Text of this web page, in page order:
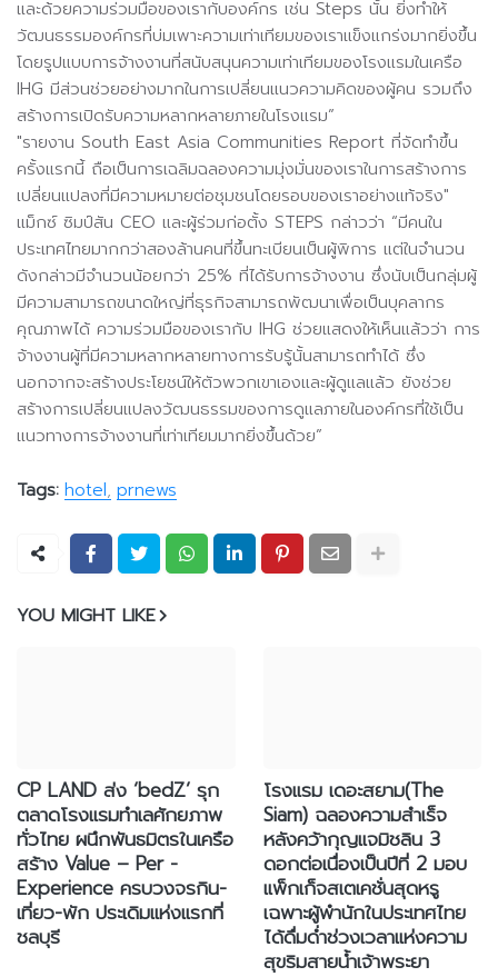
และด้วยความร่วมมือของเรากับองค์กร เช่น Steps นั้น ยิ่งทำให้
วัฒนธรรมองค์กรที่บ่มเพาะความเท่าเทียมของเราแข็งแกร่งมากยิ่งขึ้น
โดยรูปแบบการจ้างงานที่สนับสนุนความเท่าเทียมของโรงแรมในเครือ
IHG มีส่วนช่วยอย่างมากในการเปลี่ยนแนวความคิดของผู้คน รวมถึง
สร้างการเปิดรับความหลากหลายภายในโรงแรม”
"รายงาน South East Asia Communities Report ที่จัดทำขึ้น
ครั้งแรกนี้ ถือเป็นการเฉลิมฉลองความมุ่งมั่นของเราในการสร้างการ
เปลี่ยนแปลงที่มีความหมายต่อชุมชนโดยรอบของเราอย่างแท้จริง"
แม็กซ์ ซิมป์สัน CEO และผู้ร่วมก่อตั้ง STEPS กล่าวว่า “มีคนใน
ประเทศไทยมากกว่าสองล้านคนที่ขึ้นทะเบียนเป็นผู้พิการ แต่ในจำนวน
ดังกล่าวมีจำนวนน้อยกว่า 25% ที่ได้รับการจ้างงาน ซึ่งนับเป็นกลุ่มผู้
มีความสามารถขนาดใหญ่ที่ธุรกิจสามารถพัฒนาเพื่อเป็นบุคลากร
คุณภาพได้ ความร่วมมือของเรากับ IHG ช่วยแสดงให้เห็นแล้วว่า การ
จ้างงานผู้ที่มีความหลากหลายทางการรับรู้นั้นสามารถทำได้ ซึ่ง
นอกจากจะสร้างประโยชน์ให้ตัวพวกเขาเองและผู้ดูแลแล้ว ยังช่วย
สร้างการเปลี่ยนแปลงวัฒนธรรมของการดูแลภายในองค์กรที่ใช้เป็น
แนวทางการจ้างงานที่เท่าเทียมมากยิ่งขึ้นด้วย”
Tags: hotel prnews
YOU MIGHT LIKE
CP LAND ส่ง ‘bedZ’ รุก
ตลาดโรงแรมทำเลศักยภาพ
ทั่วไทย ผนึกพันธมิตรในเครือ
สร้าง Value – Per -
Experience ครบวงจรกิน-
เที่ยว-พัก ประเดิมแห่งแรกที่
ชลบุรี
โรงแรม เดอะสยาม(The
Siam) ฉลองความสำเร็จ
หลังคว้ากุญแจมิชลิน 3
ดอกต่อเนื่องเป็นปีที่ 2 มอบ
แพ็กเก็จสเตเคชั่นสุดหรู
เฉพาะผู้พำนักในประเทศไทย
ได้ดื่มด่ำช่วงเวลาแห่งความ
สุขริมสายน้ำเจ้าพระยา